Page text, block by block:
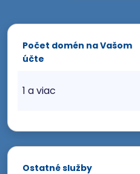
Počet domén na Vašom
účte
1 a viac
Ostatné služby